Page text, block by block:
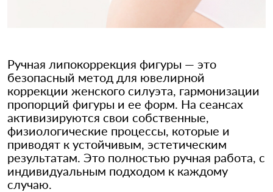
Ручная липокоррекция фигуры — это
безопасный метод для ювелирной
коррекции женского силуэта, гармонизации
пропорций фигуры и ее форм. На сеансах
активизируются свои собственные,
физиологические процессы, которые и
приводят к устойчивым, эстетическим
результатам. Это полностью ручная работа, с
индивидуальным подходом к каждому
случаю.